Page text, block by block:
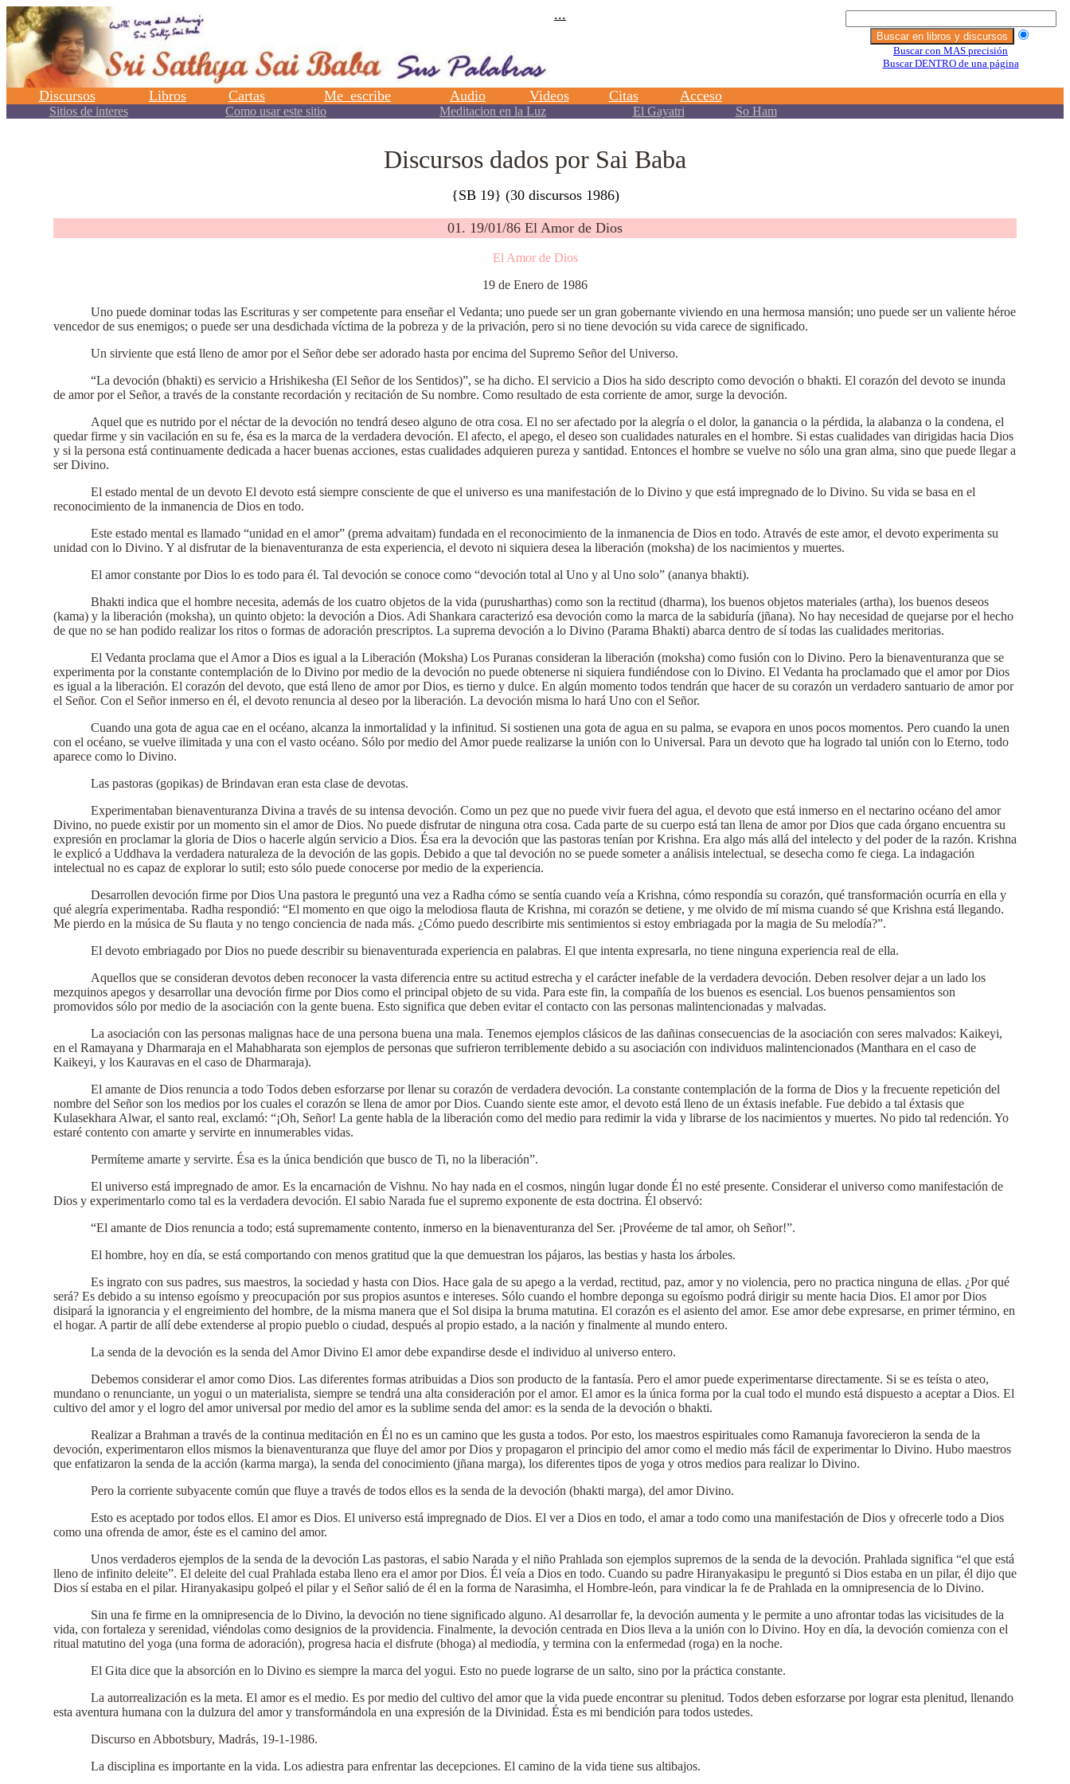
.
Discursos dados por Sai Baba
{SB 19} (30 discursos 1986)
01. 19/01/86 El Amor de Dios
El Amor de Dios
19 de Enero de 1986
Uno puede dominar todas las Escrituras y ser competente para enseñar el Vedanta; uno puede ser un gran gobernante viviendo en una hermosa mansión; uno puede ser un valiente héroe
vencedor de sus enemigos; o puede ser una desdichada víctima de la pobreza y de la privación, pero si no tiene devoción su vida carece de significado.
Un sirviente que está lleno de amor por el Señor debe ser adorado hasta por encima del Supremo Señor del Universo.
“La devoción (bhakti) es servicio a Hrishikesha (El Señor de los Sentidos)”, se ha dicho. El servicio a Dios ha sido descripto como devoción o bhakti. El corazón del devoto se inunda
de amor por el Señor, a través de la constante recordación y recitación de Su nombre. Como resultado de esta corriente de amor, surge la devoción.
Aquel que es nutrido por el néctar de la devoción no tendrá deseo alguno de otra cosa. El no ser afectado por la alegría o el dolor, la ganancia o la pérdida, la alabanza o la condena, el
quedar firme y sin vacilación en su fe, ésa es la marca de la verdadera devoción. El afecto, el apego, el deseo son cualidades naturales en el hombre. Si estas cualidades van dirigidas hacia Dios
y si la persona está continuamente dedicada a hacer buenas acciones, estas cualidades adquieren pureza y santidad. Entonces el hombre se vuelve no sólo una gran alma, sino que puede llegar a
ser Divino.
El estado mental de un devoto El devoto está siempre consciente de que el universo es una manifestación de lo Divino y que está impregnado de lo Divino. Su vida se basa en el
reconocimiento de la inmanencia de Dios en todo.
Este estado mental es llamado “unidad en el amor” (prema advaitam) fundada en el reconocimiento de la inmanencia de Dios en todo. Através de este amor, el devoto experimenta su
unidad con lo Divino. Y al disfrutar de la bienaventuranza de esta experiencia, el devoto ni siquiera desea la liberación (moksha) de los nacimientos y muertes.
El amor constante por Dios lo es todo para él. Tal devoción se conoce como “devoción total al Uno y al Uno solo” (ananya bhakti).
Bhakti indica que el hombre necesita, además de los cuatro objetos de la vida (purusharthas) como son la rectitud (dharma), los buenos objetos materiales (artha), los buenos deseos
(kama) y la liberación (moksha), un quinto objeto: la devoción a Dios. Adi Shankara caracterizó esa devoción como la marca de la sabiduría (jñana). No hay necesidad de quejarse por el hecho
de que no se han podido realizar los ritos o formas de adoración prescriptos. La suprema devoción a lo Divino (Parama Bhakti) abarca dentro de sí todas las cualidades meritorias.
El Vedanta proclama que el Amor a Dios es igual a la Liberación (Moksha) Los Puranas consideran la liberación (moksha) como fusión con lo Divino. Pero la bienaventuranza que se
experimenta por la constante contemplación de lo Divino por medio de la devoción no puede obtenerse ni siquiera fundiéndose con lo Divino. El Vedanta ha proclamado que el amor por Dios
es igual a la liberación. El corazón del devoto, que está lleno de amor por Dios, es tierno y dulce. En algún momento todos tendrán que hacer de su corazón un verdadero santuario de amor por
el Señor. Con el Señor inmerso en él, el devoto renuncia al deseo por la liberación. La devoción misma lo hará Uno con el Señor.
Cuando una gota de agua cae en el océano, alcanza la inmortalidad y la infinitud. Si sostienen una gota de agua en su palma, se evapora en unos pocos momentos. Pero cuando la unen
con el océano, se vuelve ilimitada y una con el vasto océano. Sólo por medio del Amor puede realizarse la unión con lo Universal. Para un devoto que ha logrado tal unión con lo Eterno, todo
aparece como lo Divino.
Las pastoras (gopikas) de Brindavan eran esta clase de devotas.
Experimentaban bienaventuranza Divina a través de su intensa devoción. Como un pez que no puede vivir fuera del agua, el devoto que está inmerso en el nectarino océano del amor
Divino, no puede existir por un momento sin el amor de Dios. No puede disfrutar de ninguna otra cosa. Cada parte de su cuerpo está tan llena de amor por Dios que cada órgano encuentra su
expresión en proclamar la gloria de Dios o hacerle algún servicio a Dios. Ésa era la devoción que las pastoras tenían por Krishna. Era algo más allá del intelecto y del poder de la razón. Krishna
le explicó a Uddhava la verdadera naturaleza de la devoción de las gopis. Debido a que tal devoción no se puede someter a análisis intelectual, se desecha como fe ciega. La indagación
intelectual no es capaz de explorar lo sutil; esto sólo puede conocerse por medio de la experiencia.
Desarrollen devoción firme por Dios Una pastora le preguntó una vez a Radha cómo se sentía cuando veía a Krishna, cómo respondía su corazón, qué transformación ocurría en ella y
qué alegría experimentaba. Radha respondió: “El momento en que oigo la melodiosa flauta de Krishna, mi corazón se detiene, y me olvido de mí misma cuando sé que Krishna está llegando.
Me pierdo en la música de Su flauta y no tengo conciencia de nada más. ¿Cómo puedo describirte mis sentimientos si estoy embriagada por la magia de Su melodía?”.
El devoto embriagado por Dios no puede describir su bienaventurada experiencia en palabras. El que intenta expresarla, no tiene ninguna experiencia real de ella.
Aquellos que se consideran devotos deben reconocer la vasta diferencia entre su actitud estrecha y el carácter inefable de la verdadera devoción. Deben resolver dejar a un lado los
mezquinos apegos y desarrollar una devoción firme por Dios como el principal objeto de su vida. Para este fin, la compañía de los buenos es esencial. Los buenos pensamientos son
promovidos sólo por medio de la asociación con la gente buena. Esto significa que deben evitar el contacto con las personas malintencionadas y malvadas.
La asociación con las personas malignas hace de una persona buena una mala. Tenemos ejemplos clásicos de las dañinas consecuencias de la asociación con seres malvados: Kaikeyi,
en el Ramayana y Dharmaraja en el Mahabharata son ejemplos de personas que sufrieron terriblemente debido a su asociación con individuos malintencionados (Manthara en el caso de
Kaikeyi, y los Kauravas en el caso de Dharmaraja).
El amante de Dios renuncia a todo Todos deben esforzarse por llenar su corazón de verdadera devoción. La constante contemplación de la forma de Dios y la frecuente repetición del
nombre del Señor son los medios por los cuales el corazón se llena de amor por Dios. Cuando siente este amor, el devoto está lleno de un éxtasis inefable. Fue debido a tal éxtasis que
Kulasekhara Alwar, el santo real, exclamó: “¡Oh, Señor! La gente habla de la liberación como del medio para redimir la vida y librarse de los nacimientos y muertes. No pido tal redención. Yo
estaré contento con amarte y servirte en innumerables vidas.
Permíteme amarte y servirte. Ésa es la única bendición que busco de Ti, no la liberación”.
El universo está impregnado de amor. Es la encarnación de Vishnu. No hay nada en el cosmos, ningún lugar donde Él no esté presente. Considerar el universo como manifestación de
Dios y experimentarlo como tal es la verdadera devoción. El sabio Narada fue el supremo exponente de esta doctrina. Él observó:
“El amante de Dios renuncia a todo; está supremamente contento, inmerso en la bienaventuranza del Ser. ¡Provéeme de tal amor, oh Señor!”.
El hombre, hoy en día, se está comportando con menos gratitud que la que demuestran los pájaros, las bestias y hasta los árboles.
Es ingrato con sus padres, sus maestros, la sociedad y hasta con Dios. Hace gala de su apego a la verdad, rectitud, paz, amor y no violencia, pero no practica ninguna de ellas. ¿Por qué
será? Es debido a su intenso egoísmo y preocupación por sus propios asuntos e intereses. Sólo cuando el hombre deponga su egoísmo podrá dirigir su mente hacia Dios. El amor por Dios
disipará la ignorancia y el engreimiento del hombre, de la misma manera que el Sol disipa la bruma matutina. El corazón es el asiento del amor. Ese amor debe expresarse, en primer término, en
el hogar. A partir de allí debe extenderse al propio pueblo o ciudad, después al propio estado, a la nación y finalmente al mundo entero.
La senda de la devoción es la senda del Amor Divino El amor debe expandirse desde el individuo al universo entero.
Debemos considerar el amor como Dios. Las diferentes formas atribuidas a Dios son producto de la fantasía. Pero el amor puede experimentarse directamente. Si se es teísta o ateo,
mundano o renunciante, un yogui o un materialista, siempre se tendrá una alta consideración por el amor. El amor es la única forma por la cual todo el mundo está dispuesto a aceptar a Dios. El
cultivo del amor y el logro del amor universal por medio del amor es la sublime senda del amor: es la senda de la devoción o bhakti.
Realizar a Brahman a través de la continua meditación en Él no es un camino que les gusta a todos. Por esto, los maestros espirituales como Ramanuja favorecieron la senda de la
devoción, experimentaron ellos mismos la bienaventuranza que fluye del amor por Dios y propagaron el principio del amor como el medio más fácil de experimentar lo Divino. Hubo maestros
que enfatizaron la senda de la acción (karma marga), la senda del conocimiento (jñana marga), los diferentes tipos de yoga y otros medios para realizar lo Divino.
Pero la corriente subyacente común que fluye a través de todos ellos es la senda de la devoción (bhakti marga), del amor Divino.
Esto es aceptado por todos ellos. El amor es Dios. El universo está impregnado de Dios. El ver a Dios en todo, el amar a todo como una manifestación de Dios y ofrecerle todo a Dios
como una ofrenda de amor, éste es el camino del amor.
Unos verdaderos ejemplos de la senda de la devoción Las pastoras, el sabio Narada y el niño Prahlada son ejemplos supremos de la senda de la devoción. Prahlada significa “el que está
lleno de infinito deleite”. El deleite del cual Prahlada estaba lleno era el amor por Dios. Él veía a Dios en todo. Cuando su padre Hiranyakasipu le preguntó si Dios estaba en un pilar, él dijo que
Dios sí estaba en el pilar. Hiranyakasipu golpeó el pilar y el Señor salió de él en la forma de Narasimha, el Hombre-león, para vindicar la fe de Prahlada en la omnipresencia de lo Divino.
Sin una fe firme en la omnipresencia de lo Divino, la devoción no tiene significado alguno. Al desarrollar fe, la devoción aumenta y le permite a uno afrontar todas las vicisitudes de la
vida, con fortaleza y serenidad, viéndolas como designios de la providencia. Finalmente, la devoción centrada en Dios lleva a la unión con lo Divino. Hoy en día, la devoción comienza con el
ritual matutino del yoga (una forma de adoración), progresa hacia el disfrute (bhoga) al mediodía, y termina con la enfermedad (roga) en la noche.
El Gita dice que la absorción en lo Divino es siempre la marca del yogui. Esto no puede lograrse de un salto, sino por la práctica constante.
La autorrealización es la meta. El amor es el medio. Es por medio del cultivo del amor que la vida puede encontrar su plenitud. Todos deben esforzarse por lograr esta plenitud, llenando
esta aventura humana con la dulzura del amor y transformándola en una expresión de la Divinidad. Ésta es mi bendición para todos ustedes.
Discurso en Abbotsbury, Madrás, 19-1-1986.
La disciplina es importante en la vida. Los adiestra para enfrentar las decepciones. El camino de la vida tiene sus altibajos.